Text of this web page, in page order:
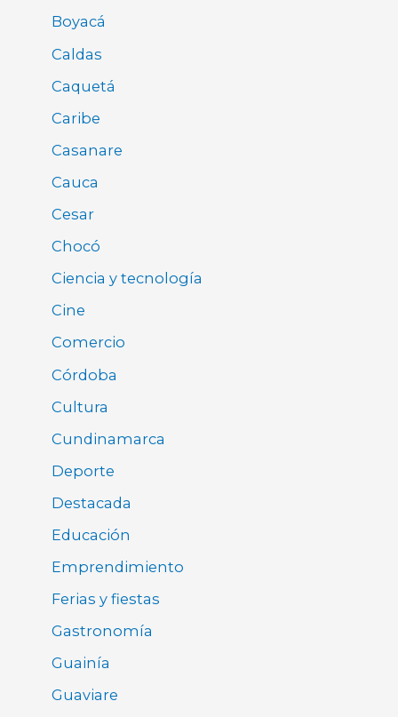
Boyacá
Caldas
Caquetá
Caribe
Casanare
Cauca
Cesar
Chocó
Ciencia y tecnología
Cine
Comercio
Córdoba
Cultura
Cundinamarca
Deporte
Destacada
Educación
Emprendimiento
Ferias y fiestas
Gastronomía
Guainía
Guaviare